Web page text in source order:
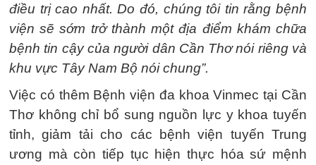
điều trị cao nhất. Do đó, chúng tôi tin rằng bệnh
viện sẽ sớm trở thành một địa điểm khám chữa
bệnh tin cậy của người dân Cần Thơ nói riêng và
khu vực Tây Nam Bộ nói chung”.
Việc có thêm Bệnh viện đa khoa Vinmec tại Cần
Thơ không chỉ bổ sung nguồn lực y khoa tuyến
tỉnh, giảm tải cho các bệnh viện tuyến Trung
ương mà còn tiếp tục hiện thực hóa sứ mệnh